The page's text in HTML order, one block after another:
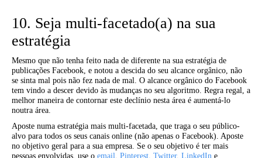
10. Seja multi-facetado(a) na sua
estratégia
Mesmo que não tenha feito nada de diferente na sua estratégia de
publicações Facebook, e notou a descida do seu alcance orgânico, não
se sinta mal pois não fez nada de mal. O alcance orgânico do Facebook
tem vindo a descer devido às mudanças no seu algoritmo. Regra regal, a
melhor maneira de contornar este declínio nesta área é aumentá-lo
noutra área.
Aposte numa estratégia mais multi-facetada, que traga o seu público-
alvo para todos os seus canais online (não apenas o Facebook). Aposte
no objetivo geral para a sua empresa. Se o seu objetivo é ter mais
pessoas envolvidas, use o email, Pinterest, Twitter, LinkedIn e